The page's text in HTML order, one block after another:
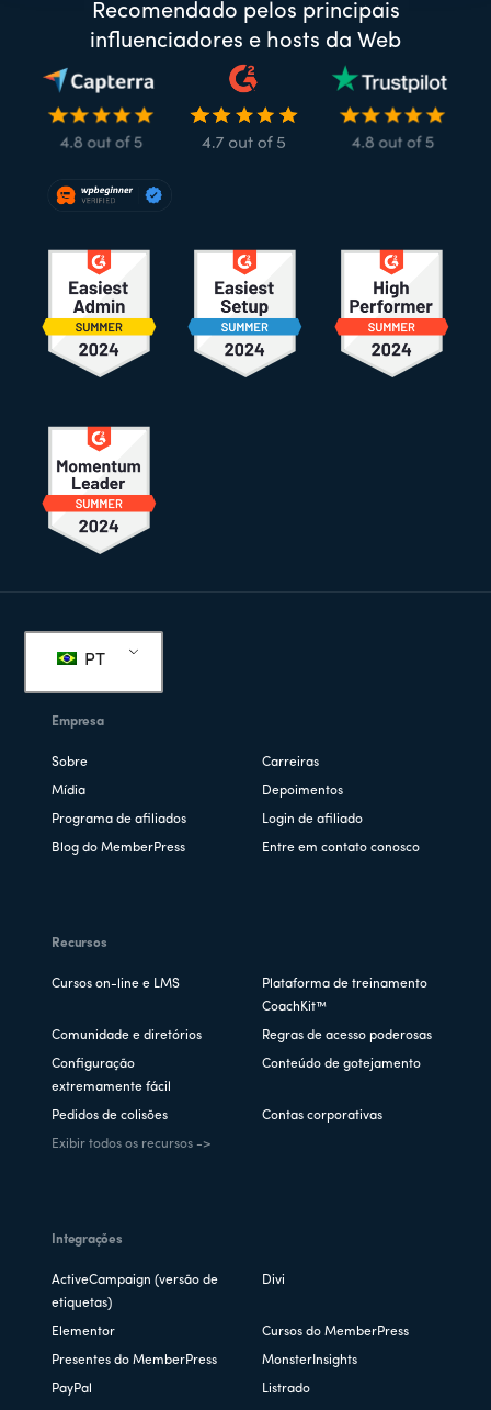
Recomendado pelos principais
influenciadores e hosts da Web
PT
Empresa
Sobre Carreiras
Mídia Depoimentos
Programa de afiliados Login de afiliado
Blog do MemberPress Entre em contato conosco
Recursos
Cursos on-line e LMS
Plataforma de treinamento
CoachKit™
Comunidade e diretórios Regras de acesso poderosas
Configuração
extremamente fácil
Conteúdo de gotejamento
Pedidos de colisões Contas corporativas
Exibir todos os recursos ->
Integrações
ActiveCampaign (versão de
etiquetas)
Divi
Elementor Cursos do MemberPress
Presentes do MemberPress MonsterInsights
PayPal Listrado